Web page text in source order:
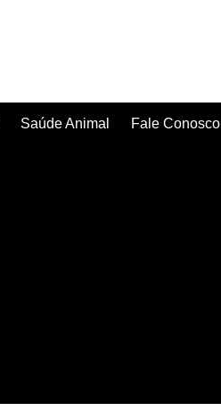
Saúde Animal Fale Conosco